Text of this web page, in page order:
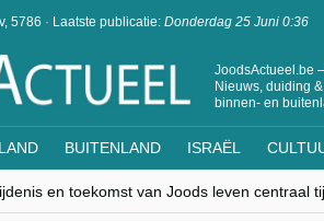
5786 · Laatste publicatie: Donderdag 25 Juni 0:36
JoodsActueel.be
Nieuws, duiding
binnen- en
BUITENLAND ISRAËL
en toekomst van Joods leven centraal
toont hoe moeilijk seculiere Westen